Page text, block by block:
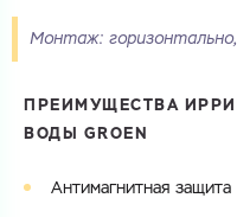
Электронная почта
Номер телефона
Монтаж: горизонтально,
ПРЕИМУЩЕСТВА
ВОДЫ GROEN
Антимагнитная защита